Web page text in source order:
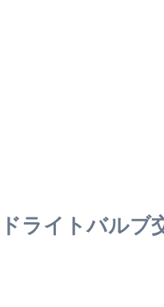
ライトバルブ